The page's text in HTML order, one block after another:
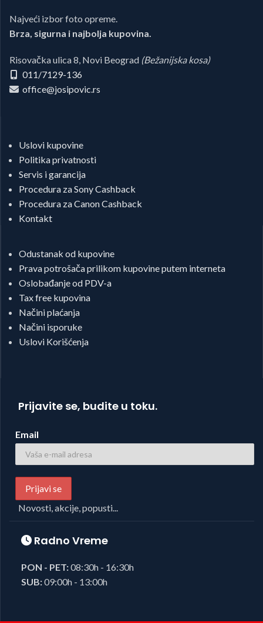
Najveći izbor foto opreme.
Brza, sigurna i najbolja kupovina.
Risovačka ulica 8, Novi Beograd (Bežanijska kosa)
011/7129-136
office@josipovic.rs
Uslovi kupovine
Politika privatnosti
Servis i garancija
Procedura za Sony Cashback
Procedura za Canon Cashback
Kontakt
Odustanak od kupovine
Prava potrošača prilikom kupovine putem interneta
Oslobađanje od PDV-a
Tax free kupovina
Načini plaćanja
Načini isporuke
Uslovi Korišćenja
Prijavite se, budite u toku.
Email
Novosti, akcije, popusti...
Radno Vreme
PON - PET:08:30h - 16:30h
SUB:09:00h - 13:00h